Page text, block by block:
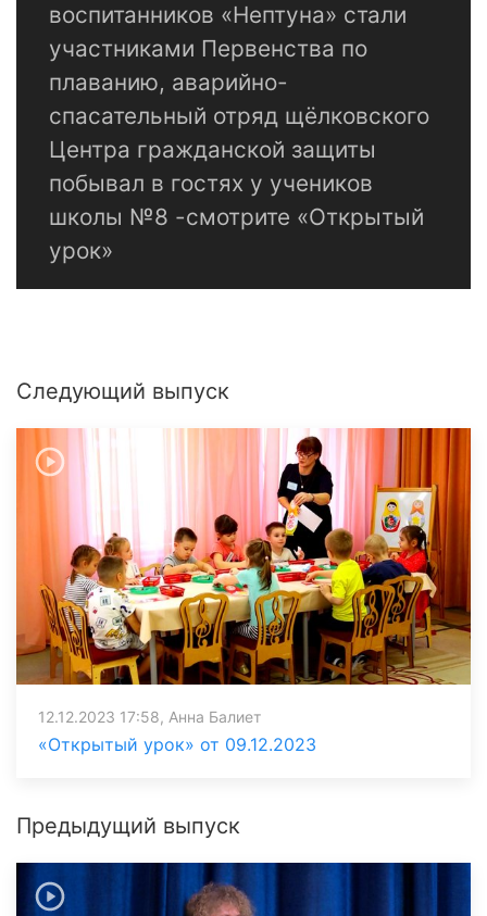
воспитанников «Нептуна» стали
участниками Первенства по
плаванию, аварийно-
спасательный отряд щёлковского
Центра гражданской защиты
побывал в гостях у учеников
школы №8 -смотрите «Открытый
урок»
Следующий выпуск
12.12.2023 17:58, Анна Балиет
«Открытый урок» от 09.12.2023
Предыдущий выпуск